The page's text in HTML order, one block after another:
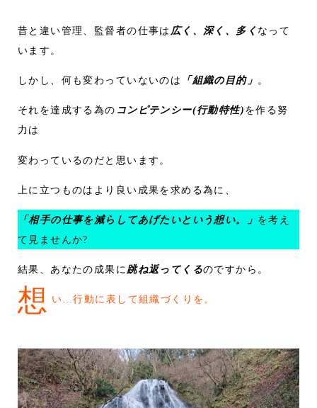
昔と違い管理、監督者の仕事は 広く、深く、多く なって
います。
しかし、何も変わっていないのは 「組織の目的」 。
それを達成する為の コンピテンシー(行動特性)を作る努
力は
変わっているのだと思います。
上に立つものはより良い成果を求める為に、
「相手の仕事を減らしてあげたいという想い。」 を考え
て見ませんか?
結果、あなたの成果に 跳ね返ってくるのですから。
想 い…行動に表して組織づくりを。